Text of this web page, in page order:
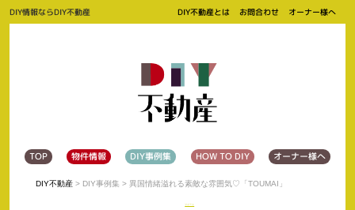
DIY情報ならDIY不動産 DIY不動産とは お問合わせ オーナー様へ
TOP 物件情報 DIY事例集 HOW TO DIY オーナー様へ
DIY不動産> DIY事例集> 異国情緒溢れる素敵な雰囲気♡「TOUMAI」
ツイート